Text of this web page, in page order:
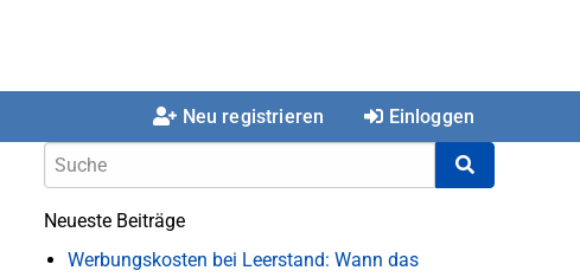
Neu registrieren Einloggen
Neueste Beiträge
Werbungskosten bei Leerstand: Wann das